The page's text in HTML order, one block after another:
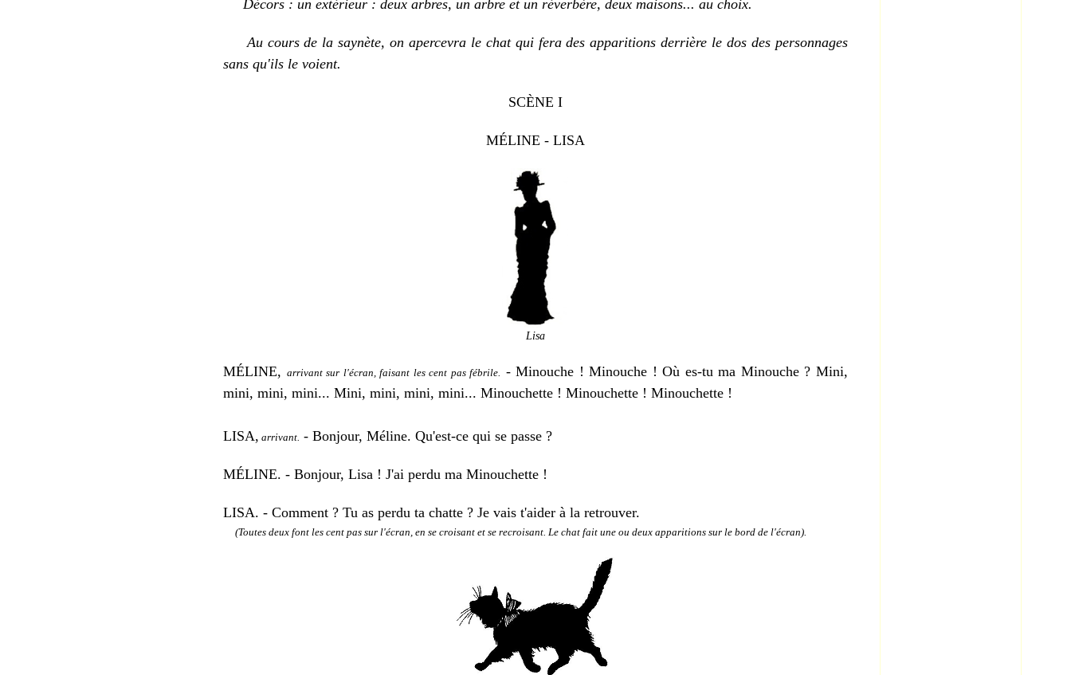
Décors : un extérieur : deux arbres, un arbre et un réverbère, deux maisons... au choix.
Au cours de la saynète, on apercevra le chat qui fera des apparitions derrière le dos des personnages
sans qu'ils le voient.
SCÈNE I
MÉLINE - LISA
Lisa
MÉLINE, arrivant sur l'écran, faisant les cent pas fébrile. - Minouche ! Minouche ! Où es-tu ma Minouche ? Mini,
mini, mini, mini... Mini, mini, mini, mini... Minouchette ! Minouchette ! Minouchette !
LISA, arrivant. - Bonjour, Méline. Qu'est-ce qui se passe ?
MÉLINE. - Bonjour, Lisa ! J'ai perdu ma Minouchette !
LISA. - Comment ? Tu as perdu ta chatte ? Je vais t'aider à la retrouver.
(Toutes deux font les cent pas sur l'écran, en se croisant et se recroisant. Le chat fait une ou deux apparitions sur le bord de l'écran).